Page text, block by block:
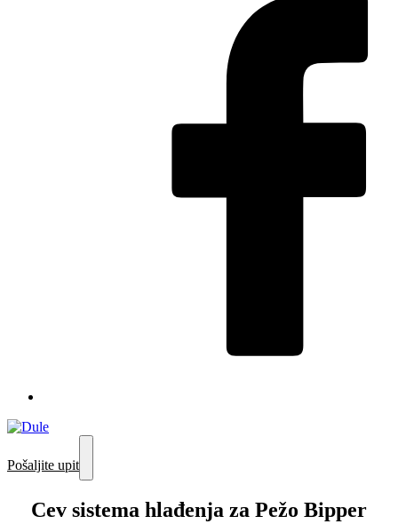
Pošaljite upit
Cev sistema hlađenja za Pežo Bipper